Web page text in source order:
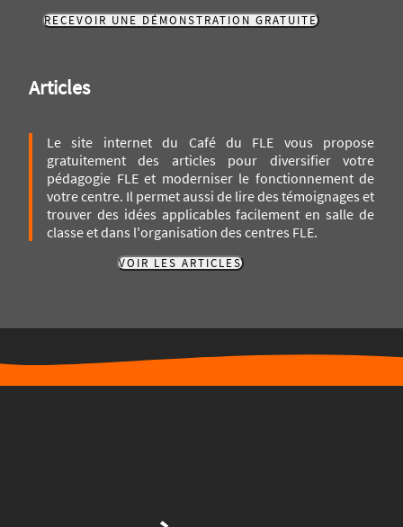
RECEVOIR UNE DÉMONSTRATION GRATUITE
Articles
Le site internet du Café du FLE vous propose
gratuitement des articles pour diversifier votre
pédagogie FLE et moderniser le fonctionnement de
votre centre. Il permet aussi de lire des témoignages et
trouver des idées applicables facilement en salle de
classe et dans l'organisation des centres FLE.
VOIR LES ARTICLES